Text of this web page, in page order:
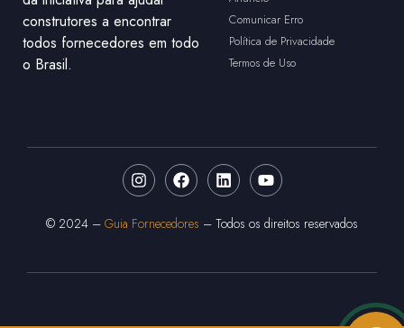
construtores a encontrar
todos fornecedores em todo
o Brasil.
Comunicar Erro
Política de Privacidade
Termos de Uso
© 2024 – Guia Fornecedores – Todos os direitos reservados